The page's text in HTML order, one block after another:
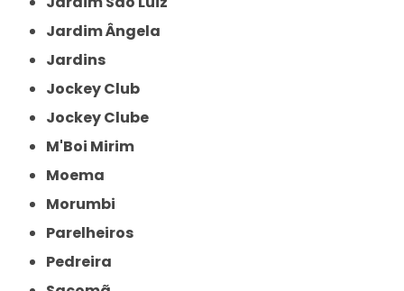
Jardim Ângela
Jardins
Jockey Club
Jockey Clube
M'Boi Mirim
Moema
Morumbi
Parelheiros
Pedreira